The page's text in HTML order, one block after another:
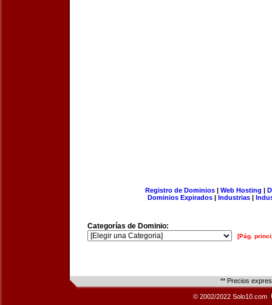
Registro de Dominios| Web Hosting |
Dominios Expirados | Industrias |
Categorías de Dominio:
[Pág.
** Precios
© 2002/2022 Solo10.com